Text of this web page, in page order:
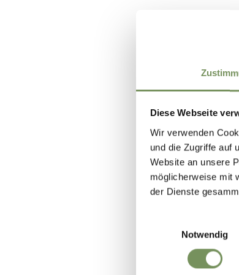
Diese Webseite
Wir verwenden
und die Zugriffe auf
Website an unsere
möglicherweise mit
der Dienste
Notwendig